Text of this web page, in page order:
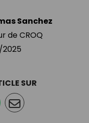
Sanchez
de CROQ
SUR